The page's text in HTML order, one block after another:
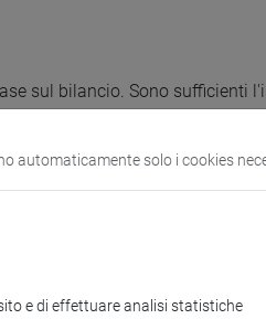
sul bilancio. Sono sufficienti
offerti dalla frequenza al
automaticamente solo i cookies
e di effettuare analisi statistiche